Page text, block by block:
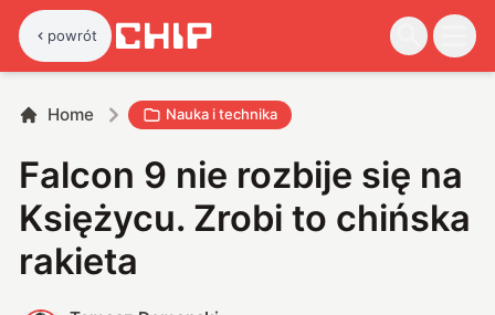
powrót
Home Nauka i technika
Falcon 9 nie rozbije się na
Księżycu. Zrobi to chińska
rakieta